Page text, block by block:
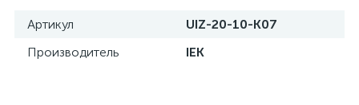
Артикул
UIZ-20-10-K07
Производитель
IEK